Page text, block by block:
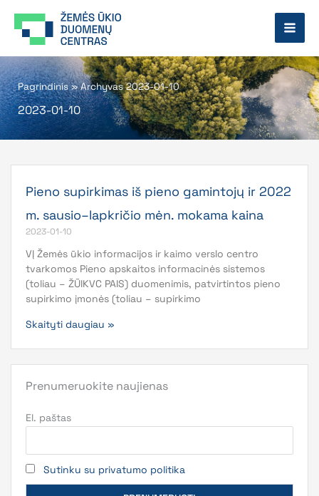
prie
Pagrindinis»Archyvas 2023-01-10
2023-01-10
Pieno supirkimas iš pieno gamintojų ir 2022
m. sausio–lapkričio mėn. mokama kaina
2023-01-10
VĮ Žemės ūkio informacijos ir kaimo verslo centro
tvarkomos Pieno apskaitos informacinės sistemos
(toliau – ŽŪIKVC PAIS) duomenimis, patvirtintos pieno
supirkimo įmonės (toliau – supirkimo
Skaityti daugiau »
Prenumeruokite naujienas
El. paštas
Sutinku su privatumo politika